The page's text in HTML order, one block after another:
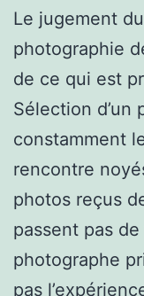
Le jugement
photographie
de ce qui est
Sélection d’un
constamment
rencontre
photos reçus
passent pas
photographe
pas